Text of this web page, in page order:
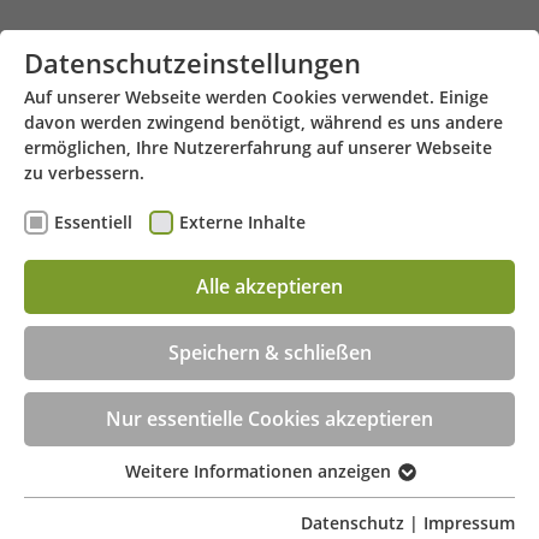
Zum Hauptinhalt springen
Konrad-Adenauer-Straße 57 - 59 - 48599 Gronau
Beratungstermin jetzt online buchen!
Datenschutzeinstellungen
Auf unserer Webseite werden Cookies verwendet. Einige
davon werden zwingend benötigt, während es uns andere
ermöglichen, Ihre Nutzererfahrung auf unserer Webseite
zu verbessern.
Essentiell Externe Inhalte
Alle akzeptieren
Speichern & schließen
Nur essentielle Cookies akzeptieren
Essentiell
Essentielle Cookies werden für grundlegende
Weitere Informationen anzeigen
Datenschutz | Impressum